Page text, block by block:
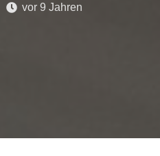
vor 9 Jahren